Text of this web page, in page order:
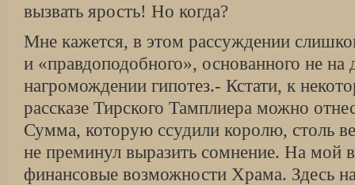
вызвать ярость! Но когда?
Мне кажется, в этом рассуждении
и «правдоподобного», основанного не на
нагромождении гипотез.- Кстати, к
рассказе Тирского Там­плиера можно
Сумма, которую ссудили королю, столь
не пре­минул выразить сомнение. На мой
финансовые возможности Храма. Здесь